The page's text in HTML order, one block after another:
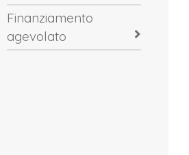
Finanziamento
agevolato